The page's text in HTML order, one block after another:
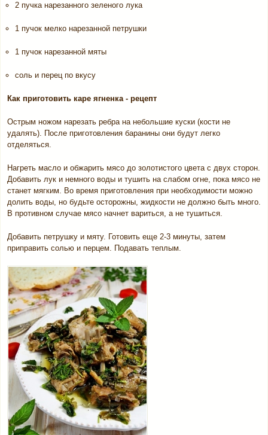
2 пучка нарезанного зеленого лука
1 пучок мелко нарезанной петрушки
1 пучок нарезанной мяты
соль и перец по вкусу
Как приготовить каре ягненка - рецепт
Острым ножом нарезать ребра на небольшие куски (кости не
удалять). После приготовления баранины они будут легко
отделяться.
Нагреть масло и обжарить мясо до золотистого цвета с двух сторон.
Добавить лук и немного воды и тушить на слабом огне, пока мясо не
станет мягким. Во время приготовления при необходимости можно
долить воды, но будьте осторожны, жидкости не должно быть много.
В противном случае мясо начнет вариться, а не тушиться.
Добавить петрушку и мяту. Готовить еще 2-3 минуты, затем
приправить солью и перцем. Подавать теплым.